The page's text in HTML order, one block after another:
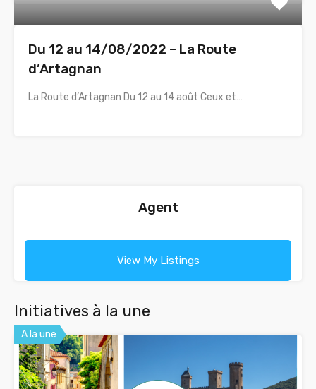
Du 12 au 14/08/2022 – La Route
d’Artagnan
La Route d’Artagnan Du 12 au 14 août Ceux et…
Agent
View My Listings
Initiatives à la une
A la une